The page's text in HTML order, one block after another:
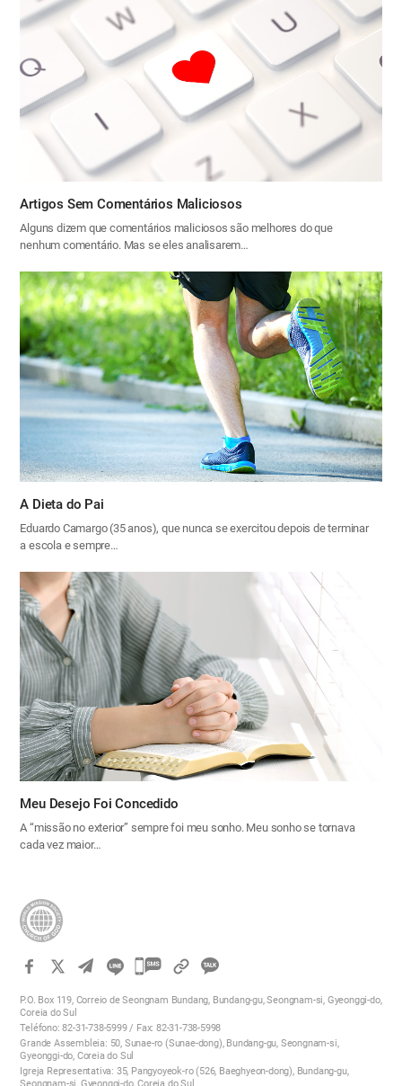
Artigos Sem Comentários Maliciosos
Alguns dizem que comentários maliciosos são melhores do que
nenhum comentário. Mas se eles analisarem…
A Dieta do Pai
Eduardo Camargo (35 anos), que nunca se exercitou depois de terminar
a escola e sempre…
Meu Desejo Foi Concedido
A “missão no exterior” sempre foi meu sonho. Meu sonho se tornava
cada vez maior…
카
오
톡
공
유
P.O. Box 119, Correio de Seongnam Bundang, Bundang-gu, Seongnam-si, Gyeonggi-do,
Coreia do Sul
Teléfono: 82-31-738-5999 / Fax: 82-31-738-5998
Grande Assembleia: 50, Sunae-ro (Sunae-dong), Bundang-gu, Seongnam-si,
Gyeonggi-do, Coreia do Sul
Igreja Representativa: 35, Pangyoyeok-ro (526, Baeghyeon-dong), Bundang-gu,